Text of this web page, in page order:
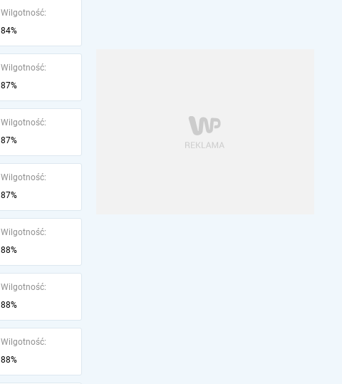
Wilgotność:
84%
Wilgotność:
87%
Wilgotność:
87%
Wilgotność:
87%
Wilgotność:
88%
Wilgotność:
88%
Wilgotność:
88%